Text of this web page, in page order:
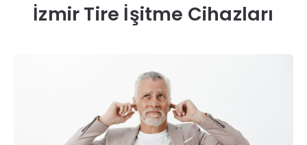
İzmir Tire İşitme Cihazları